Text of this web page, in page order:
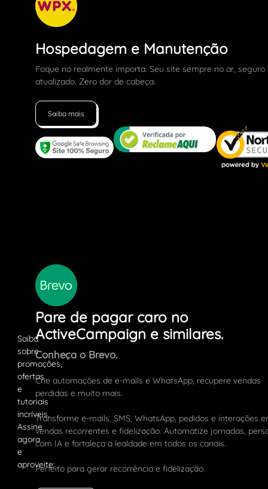
Hospedagem e Manutenção
Foque no realmente importa. Seu site sempre no ar, seguro
atualizado. Zero dor de cabeça.
Saiba mais
Pare de pagar caro no
ActiveCampaign e similares.
Conheça o Brevo.
Crie automações de e-mails e WhatsApp, recupere vendas
perdidas e muito mais.
Transforme e-mails, SMS, WhatsApp, pedidos e interações
vendas recorrentes e fidelização. Automatize jornadas,
com IA e fortaleça a lealdade em todos os canais.
Perfeito para gerar recorrência e fidelização.